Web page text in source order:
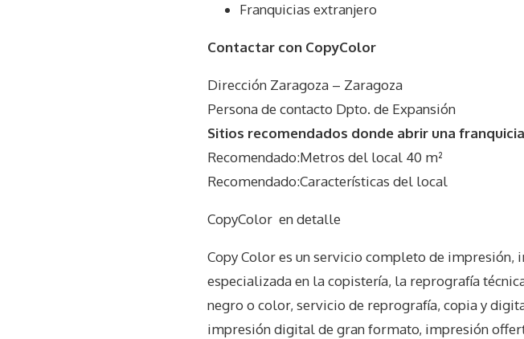
Franquicias extranjero
Contactar con CopyColor
Dirección Zaragoza – Zaragoza
Persona de contacto Dpto. de Expansión
Sitios recomendados donde abrir una
Recomendado:Metros del local 40 m²
Recomendado:Características del local
CopyColor en detalle
Copy Color es un servicio completo de
especializada en la copistería, la reprografía
negro o color, servicio de reprografía, copia y
impresión digital de gran formato, impresión